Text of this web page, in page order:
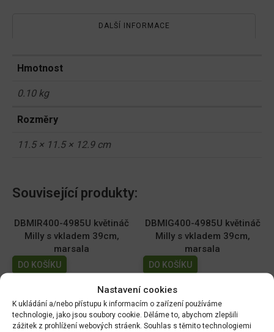
Nastavení cookies
K ukládání a/nebo přístupu k informacím o zařízení používáme
technologie, jako jsou soubory cookie. Děláme to, abychom zlepšili
zážitek z prohlížení webových stráenk. Souhlas s těmito technologiemi
DALŠÍ INFORMACE
Hmotnost
0.10 kg
Rozměry
11.5 × 11.5 × 12.9 cm
Související produkty:
DBMIR400-4985U květináč
Milly s vkladem 39cm,
marsala
DO KOŠÍKU
DBMIG400-4985U květináč
Milly s vkladem 39cm,
marsala
DO KOŠÍKU
DMI170-309U Květináč
MILLY ROUND 16,9cm
DMI130-443U Květináč
MILLY ROUND 12,9 cm sv.